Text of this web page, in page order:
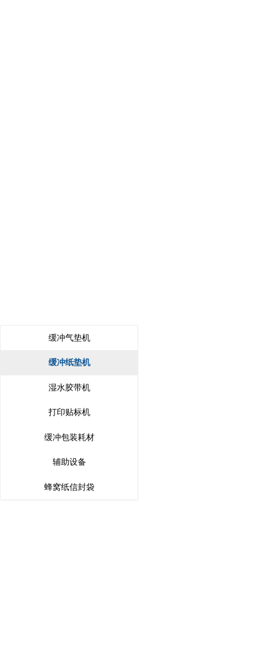
缓冲气垫机
缓冲纸垫机
湿水胶带机
打印贴标机
缓冲包装耗材
辅助设备
蜂窝纸信封袋